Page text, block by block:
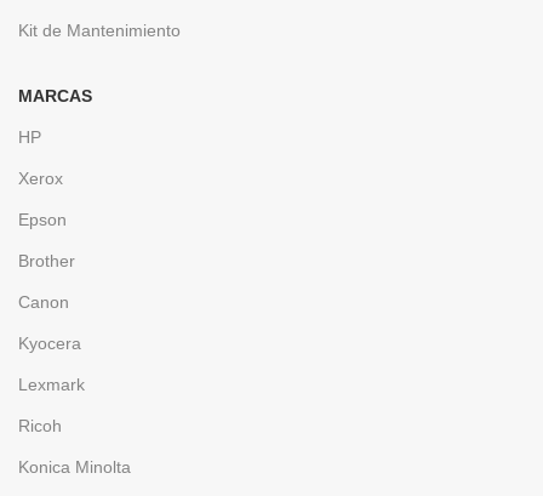
Kit de Mantenimiento
MARCAS
HP
Xerox
Epson
Brother
Canon
Kyocera
Lexmark
Ricoh
Konica Minolta